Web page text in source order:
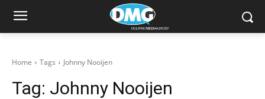
Home Tags Johnny Nooijen
Tag: Johnny Nooijen